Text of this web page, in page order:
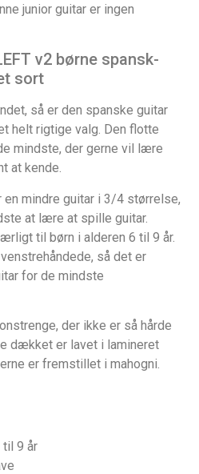
junior guitar er ingen
v2 børne spansk-
sort
så er den spanske guitar
helt rigtige valg. Den flotte
mindste, der gerne vil lære
at kende.
en mindre guitar i 3/4 størrelse,
at lære at spille guitar.
til børn i alderen 6 til 9 år.
så det er
for de mindste
der ikke er så hårde
dækket er lavet i lamineret
er fremstillet i mahogni.
9 år